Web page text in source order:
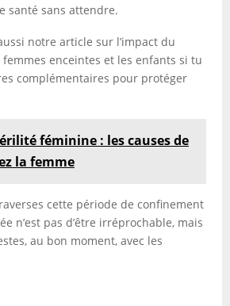
santé sans attendre.
notre article sur l’impact du
enceintes et les enfants si tu
complémentaires pour protéger
féminine : les causes de
la femme
cette période de confinement
n’est pas d’être irréprochable, mais
au bon moment, avec les